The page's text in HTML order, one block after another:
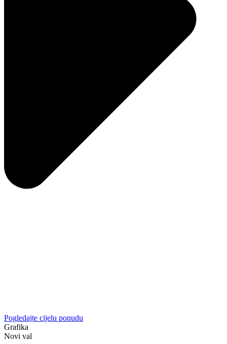
Pogledajte cijelu ponudu
Grafika
Novi val